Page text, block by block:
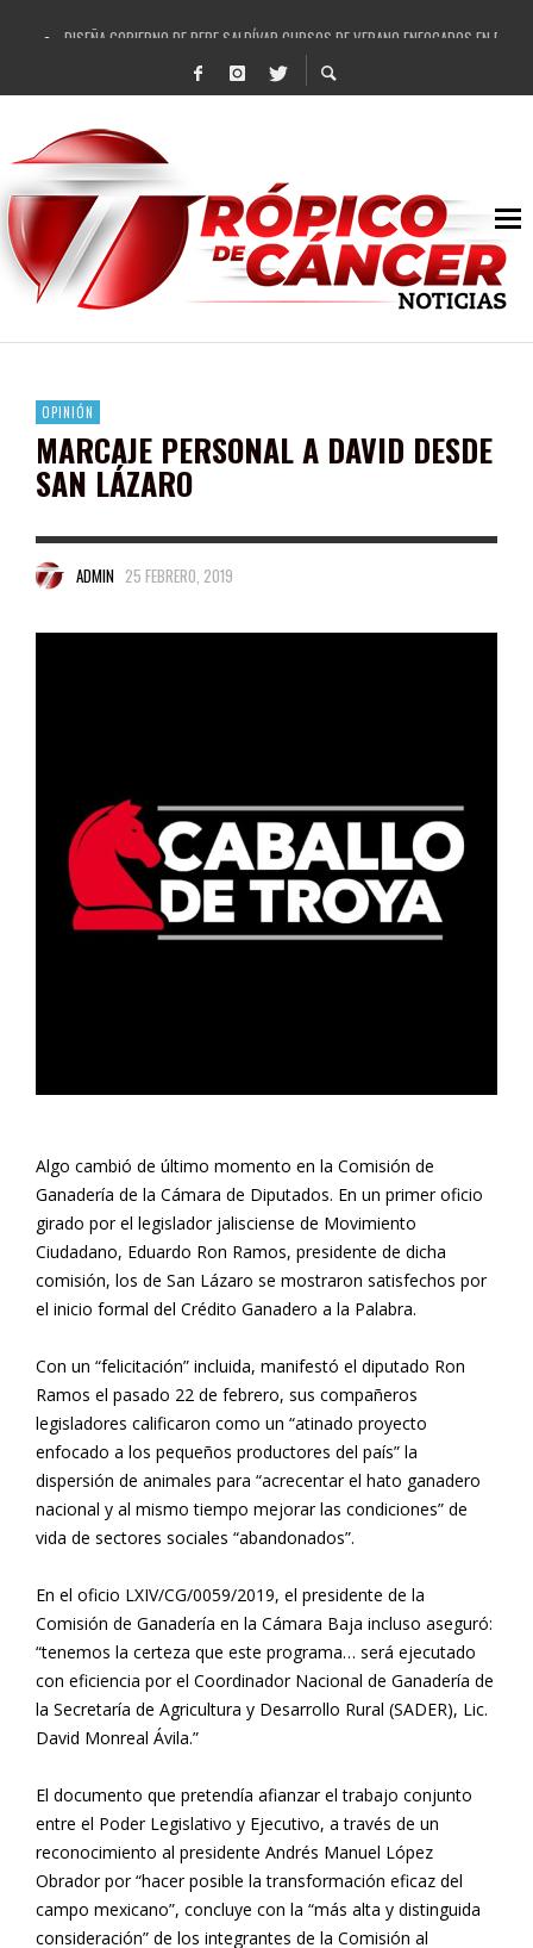
DISEÑA GOBIERNO DE PEPE SALDÍVAR CURSOS DE VERANO ENFOCADOS EN
REFRENDAN LOS 28 DELEGADOS Y 14 COMISARIADOS DE GUADALUPE APOYO A
FORTALECE GOBIERNO DE PEPE SALDÍVAR LA EDUCACIÓN EN LA ZACATECANA
GOBIERNO DE PEPE SALDÍVAR Y GRUPO FEMSA GENERAN MÁS DE 3 MIL EMPLEOS
CUARTA FERIA EXPO AGROPECUARIA TRAJO BENEFICIO DIRECTO A GUADALUPE:
RECONOCE PEPE SALDÍVAR A ARTISTA ZACATECANA VICTORIA HERNÁNDEZ
EGRESA GOBIERNO DE PEPE SALDÍVAR A 500 NUEVAS EMPRESARIAS
SON MUJERES GUADALUPENSES PRINCIPALES BENEFICIADAS DEL PROGRAMA
OPINIÓN
MARCAJE PERSONAL A DAVID DESDE
SAN LÁZARO
ADMIN 25 FEBRERO, 2019
Algo cambió de último momento en la Comisión de
Ganadería de la Cámara de Diputados. En un primer oficio
girado por el legislador jalisciense de Movimiento
Ciudadano, Eduardo Ron Ramos, presidente de dicha
comisión, los de San Lázaro se mostraron satisfechos por
el inicio formal del Crédito Ganadero a la Palabra.
Con un “felicitación” incluida, manifestó el diputado Ron
Ramos el pasado 22 de febrero, sus compañeros
legisladores calificaron como un “atinado proyecto
enfocado a los pequeños productores del país” la
dispersión de animales para “acrecentar el hato ganadero
nacional y al mismo tiempo mejorar las condiciones” de
vida de sectores sociales “abandonados”.
En el oficio LXIV/CG/0059/2019, el presidente de la
Comisión de Ganadería en la Cámara Baja incluso aseguró:
“tenemos la certeza que este programa… será ejecutado
con eficiencia por el Coordinador Nacional de Ganadería de
la Secretaría de Agricultura y Desarrollo Rural (SADER), Lic.
David Monreal Ávila.”
El documento que pretendía afianzar el trabajo conjunto
entre el Poder Legislativo y Ejecutivo, a través de un
reconocimiento al presidente Andrés Manuel López
Obrador por “hacer posible la transformación eficaz del
campo mexicano”, concluye con la “más alta y distinguida
consideración” de los integrantes de la Comisión al